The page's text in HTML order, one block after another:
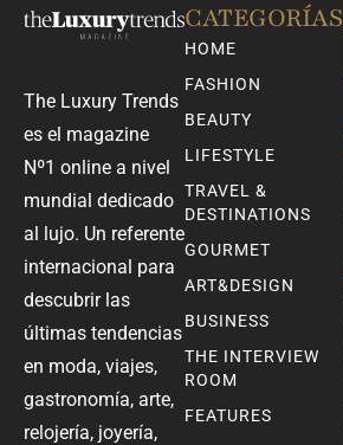
The Luxury Trends
es el magazine
Nº1 online a nivel
mundial dedicado
al lujo. Un referente
internacional para
descubrir las
últimas tendencias
en moda, viajes,
gastronomía, arte,
relojería, joyería,
CATEGORÍAS
HOME
FASHION
BEAUTY
LIFESTYLE
TRAVEL &
DESTINATIONS
GOURMET
ART&DESIGN
BUSINESS
THE INTERVIEW
ROOM
FEATURES